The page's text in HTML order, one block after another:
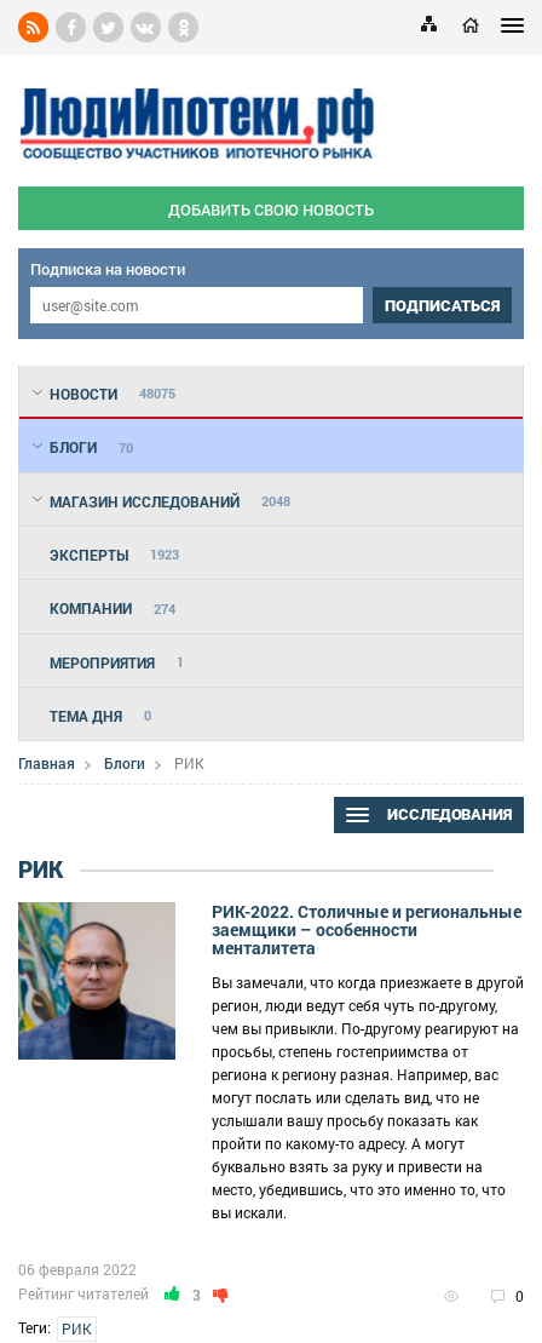
ДОБАВИТЬ СВОЮ НОВОСТЬ
Подписка на новости
ПОДПИСАТЬСЯ
НОВОСТИ 48075
БЛОГИ 70
МАГАЗИН ИССЛЕДОВАНИЙ 2048
ЭКСПЕРТЫ 1923
КОМПАНИИ 274
МЕРОПРИЯТИЯ 1
ТЕМА ДНЯ 0
Главная Блоги РИК
ИССЛЕДОВАНИЯ
РИК
РИК-2022. Столичные и региональные
заемщики – особенности
менталитета
Вы замечали, что когда приезжаете в другой
регион, люди ведут себя чуть по-другому,
чем вы привыкли. По-другому реагируют на
просьбы, степень гостеприимства от
региона к региону разная. Например, вас
могут послать или сделать вид, что не
услышали вашу просьбу показать как
пройти по какому-то адресу. А могут
буквально взять за руку и привести на
место, убедившись, что это именно то, что
вы искали.
Рейтинг читателей 3 0
06 февраля 2022
Теги: РИК